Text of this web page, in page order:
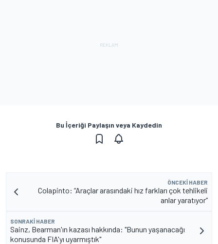
Bu İçeriği Paylaşın veya Kaydedin
ÖNCEKI HABER
Colapinto: “Araçlar arasındaki hız farkları çok tehlikeli
anlar yaratıyor”
SONRAKI HABER
Sainz, Bearman'ın kazası hakkında: "Bunun yaşanacağı
konusunda FIA'yı uyarmıştık"